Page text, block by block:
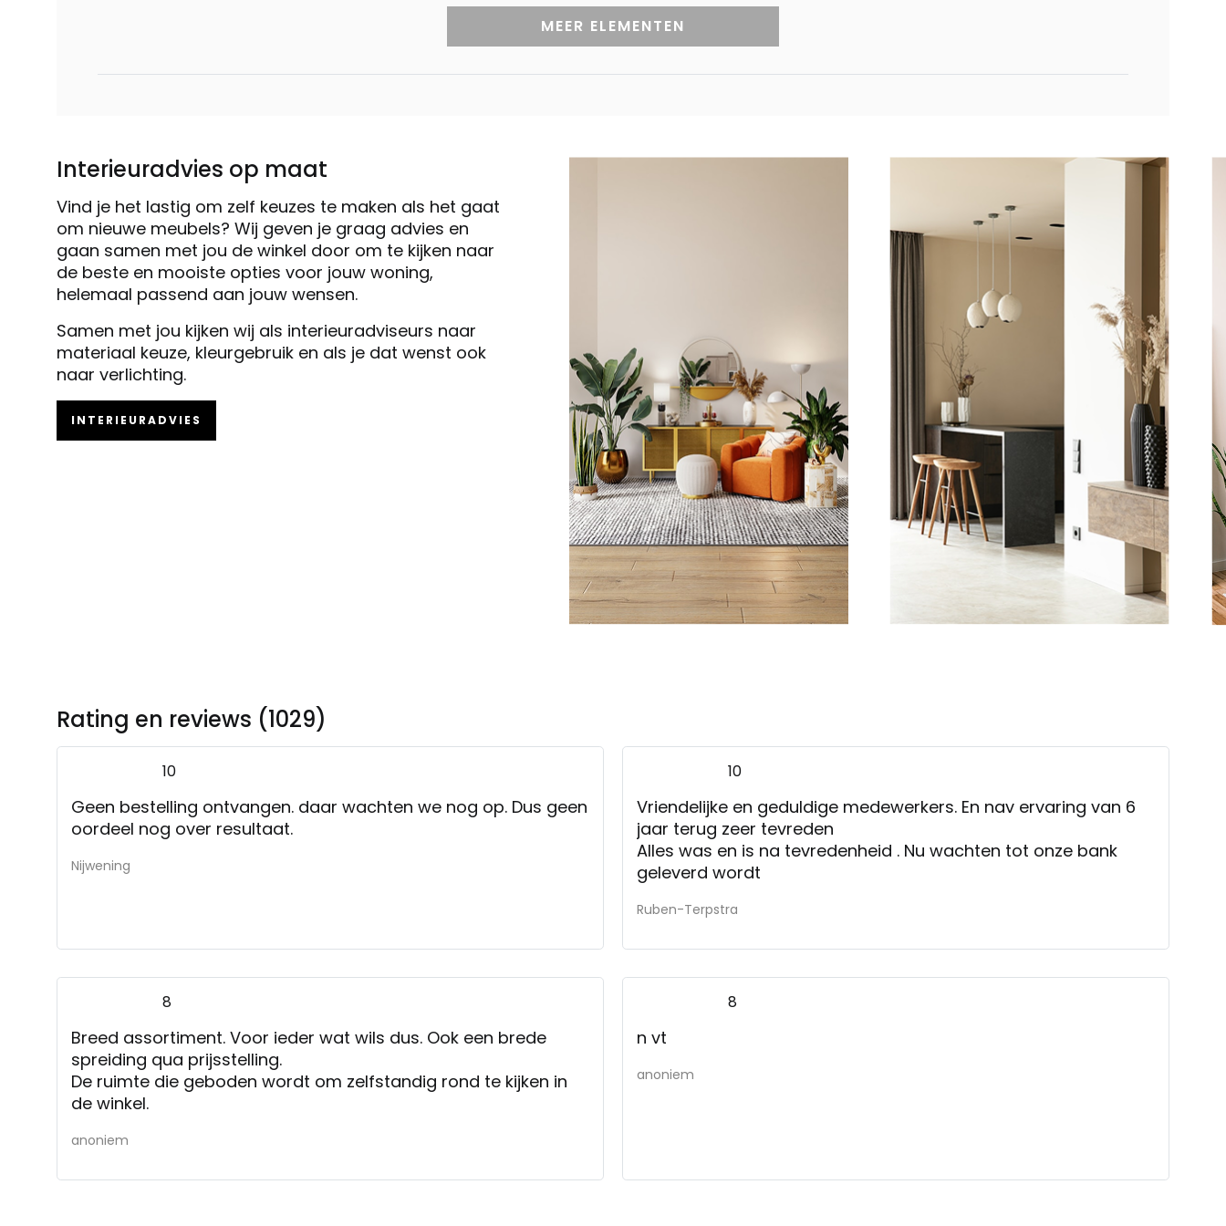
MEER ELEMENTEN
Interieuradvies op maat
Vind je het lastig om zelf keuzes te maken als het gaat
om nieuwe meubels? Wij geven je graag advies en
gaan samen met jou de winkel door om te kijken naar
de beste en mooiste opties voor jouw woning,
helemaal passend aan jouw wensen.
Samen met jou kijken wij als interieuradviseurs naar
materiaal keuze, kleurgebruik en als je dat wenst ook
naar verlichting.
INTERIEURADVIES
Rating en reviews (1029)
10
Geen bestelling ontvangen. daar wachten we nog op. Dus geen
oordeel nog over resultaat.
Nijwening
10
Vriendelijke en geduldige medewerkers. En nav ervaring van 6
jaar terug zeer tevreden
Alles was en is na tevredenheid . Nu wachten tot onze bank
geleverd wordt
Ruben-Terpstra
8
Breed assortiment. Voor ieder wat wils dus. Ook een brede
spreiding qua prijsstelling.
De ruimte die geboden wordt om zelfstandig rond te kijken in
de winkel.
anoniem
8
n vt
anoniem